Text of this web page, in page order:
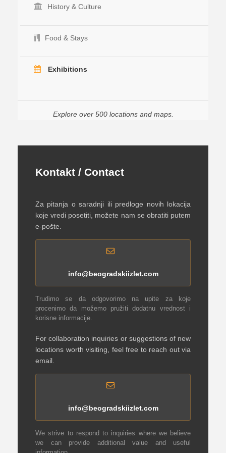
History & Culture
Food & Stays
Exhibitions
Explore over 500 locations and maps.
Kontakt / Contact
Za pitanja o saradnji ili predloge novih lokacija
koje vredi posetiti, možete nam se obratiti putem
e-pošte.
info@beogradskiizlet.com
Trudimo se da odgovorimo na upite za koje
procenimo da možemo pružiti dodatnu vrednost i
korisne informacije.
For collaboration inquiries or suggestions of new
locations worth visiting, feel free to reach out via
email.
info@beogradskiizlet.com
We strive to respond to inquiries where we believe
we can provide additional value and useful